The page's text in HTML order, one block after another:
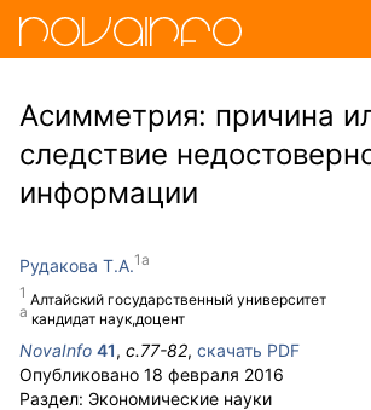
Асимметрия: причина
следствие
информации
Рудакова Т.А.
Алтайский государственный университет
кандидат наук,доцент
NovaInfo 41, с.77-82, скачать PDF
Опубликовано 18 февраля 2016
Раздел: Экономические науки